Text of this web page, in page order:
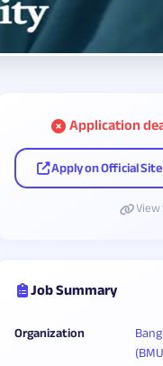
Application
Apply on Official Site
View
Job Summary
Organization